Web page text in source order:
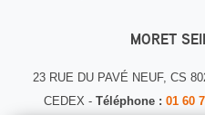
MORET
23 RUE DU PAVÉ NEUF, CS
CEDEX - Téléphone : 01 60